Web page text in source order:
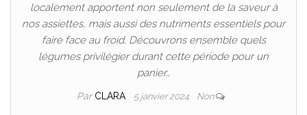
localement apportent non seulement de la saveur à
nos assiettes, mais aussi des nutriments essentiels pour
faire face au froid. Découvrons ensemble quels
légumes privilégier durant cette période pour un
panier…
Par CLARA 5 janvier 2024 Non